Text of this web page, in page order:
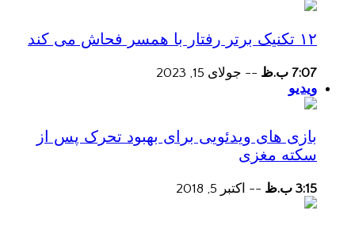
۱۲ تکنیک برتر رفتار با همسر فحاش می کند
7:07 ب.ظ -- جولای 15, 2023
ویدیو
بازی های ویدئویی برای بهبود تحرک پس از
سکته مغزی
3:15 ب.ظ -- اکتبر 5, 2018